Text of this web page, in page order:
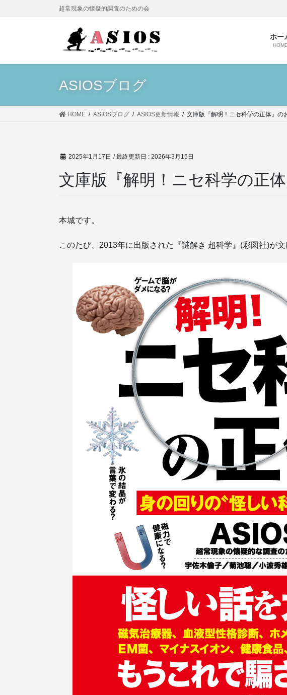
に
ョ
超常現象の懐疑的調査のための会
ホー
HOME
ASIOSブログ
HOME ASIOSブログ ASIOS更新情報 文庫版『解明！ニセ科学の正体』の
2025年1月17日 / 最終更新日 : 2026年3月15日
文庫版『解明！ニセ科学の正
本城です。
このたび、2013年に出版された『謎解き 超科学』(彩図社)が